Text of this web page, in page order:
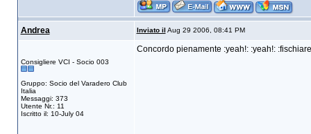
Andrea Inviato il Aug 29 2006, 08:41 PM
Consigliere VCI - Socio 003
Gruppo: Socio del Varadero Club
Italia
Messaggi: 373
Utente Nr.: 11
Iscritto il: 10-July 04
Concordo pienamente :yeah!: :yeah!: